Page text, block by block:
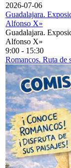
2026-07-06
Guadalajara.
Alfonso X»
Guadalajara.
Alfonso X»
9:00 - 15:30
Romancos. Ruta de